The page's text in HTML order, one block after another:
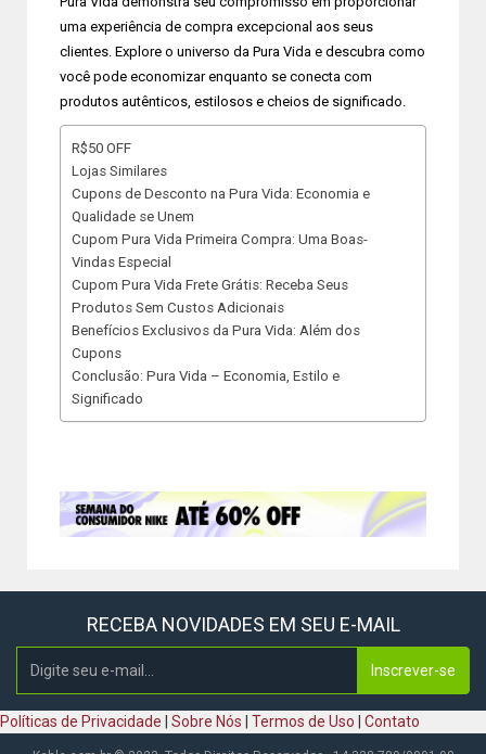
uma experiência de compra excepcional aos seus
clientes. Explore o universo da Pura Vida e descubra como
você pode economizar enquanto se conecta com
produtos autênticos, estilosos e cheios de significado.
R$50 OFF
Lojas Similares
Cupons de Desconto na Pura Vida: Economia e
Qualidade se Unem
Cupom Pura Vida Primeira Compra: Uma Boas-
Vindas Especial
Cupom Pura Vida Frete Grátis: Receba Seus
Produtos Sem Custos Adicionais
Benefícios Exclusivos da Pura Vida: Além dos
Cupons
Conclusão: Pura Vida – Economia, Estilo e
Significado
RECEBA NOVIDADES EM SEU E-MAIL
Inscrever-se
Políticas de Privacidade Sobre Nós Termos de Uso Contato